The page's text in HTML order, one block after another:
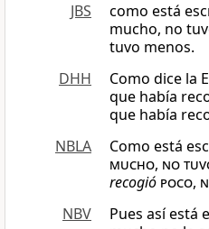
JBS
como está
mucho, no
tuvo menos.
DHH
Como dice la
que había
que había
NBLA
Como está
mucho, no
recogió poco,
NBV
Pues así está